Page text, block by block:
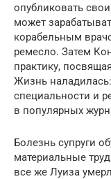
опубликовать
может
корабельным
ремесло. Затем
практику,
Жизнь
специальности и
в популярных
Болезнь супруги
материальные
все же Луиза